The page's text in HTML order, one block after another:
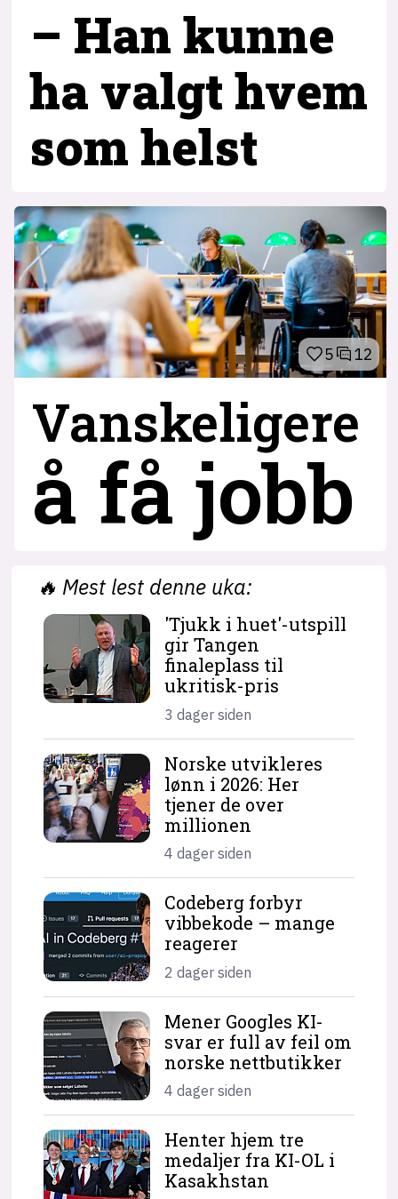
– Han kunne
ha valgt hvem
som helst
5 12
Vanskeligere
å få jobb
🔥 Mest lest denne uka:
'Tjukk i huet'-utspill
gir Tangen
finaleplass til
ukritisk-pris
3 dager siden
Norske utvikleres
lønn i 2026: Her
tjener de over
millionen
4 dager siden
Codeberg forbyr
vibbekode – mange
reagerer
2 dager siden
Mener Googles KI-
svar er full av feil om
norske nettbutikker
4 dager siden
Henter hjem tre
medaljer fra KI-OL i
Kasakhstan